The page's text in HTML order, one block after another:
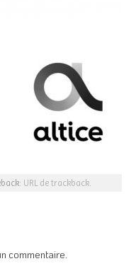
URL de trackback.
commentaire.